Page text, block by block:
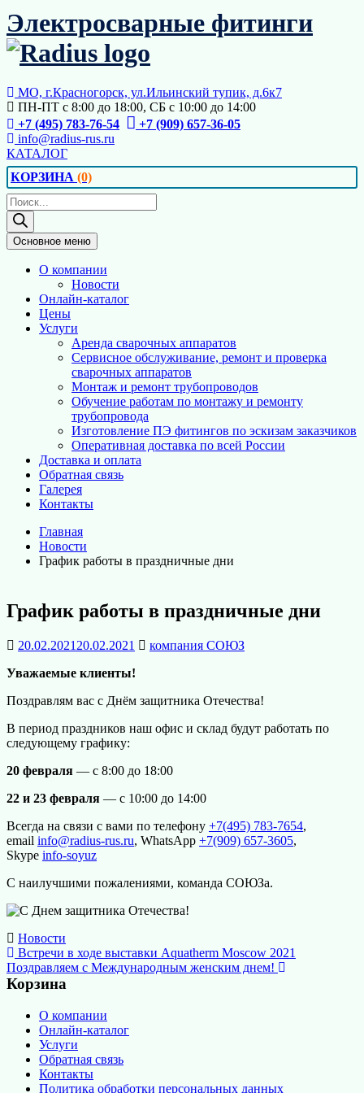
Перейти
к
содержимому
Электросварные фитинги
МО, г.Красногорск, ул.Ильинский тупик, д.6к7
ПН-ПТ с 8:00 до 18:00, СБ с 10:00 до 14:00
+7 (495) 783-76-54
+7 (909) 657-36-05
info@radius-rus.ru
КАТАЛОГ
КОРЗИНА (0)
Поиск
товаров
Основное меню
О компании
Новости
Онлайн-каталог
Цены
Услуги
Аренда сварочных аппаратов
Сервисное обслуживание, ремонт и проверка
сварочных аппаратов
Монтаж и ремонт трубопроводов
Обучение работам по монтажу и ремонту
трубопровода
Изготовление ПЭ фитингов по эскизам заказчиков
Оперативная доставка по всей России
Доставка и оплата
Обратная связь
Галерея
Контакты
Главная
Новости
График работы в праздничные дни
График работы в праздничные дни
20.02.2021 20.02.2021
компания СОЮЗ
Уважаемые клиенты!
Поздравлям вас с Днём защитника Отечества!
В период праздников наш офис и склад будут работать по
следующему графику:
20 февраля — с 8:00 до 18:00
22 и 23 февраля — с 10:00 до 14:00
Всегда на связи с вами по телефону +7(495) 783-7654,
email info@radius-rus.ru, WhatsApp +7(909) 657-3605,
Skype info-soyuz
С наилучшими пожалениями, команда СОЮЗа.
Новости
Навигация
по
записям
Встречи в ходе выставки Aquatherm Moscow 2021
Поздравляем с Международным женским днем!
Корзина
О компании
Онлайн-каталог
Услуги
Обратная связь
Контакты
Политика обработки персональных данных